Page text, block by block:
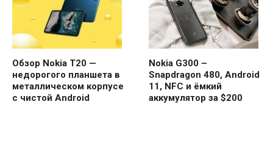
Обзор Nokia T20 —
недорогого планшета в
металлическом корпусе
с чистой Android
Nokia G300 –
Snapdragon 480, Android
11, NFC и ёмкий
аккумулятор за $200